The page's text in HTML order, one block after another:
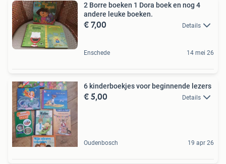
2 Borre boeken 1 Dora boek en nog 4
andere leuke boeken.
€ 7,00 Details
Enschede 14 mei 26
6 kinderboekjes voor beginnende lezers
€ 5,00 Details
Oudenbosch 19 apr 26